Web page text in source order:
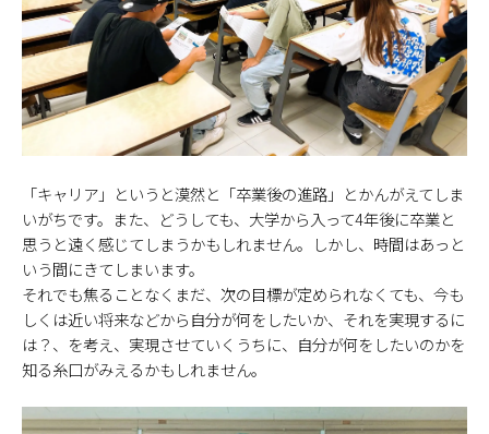
「キャリア」というと漠然と「卒業後の進路」とかんがえてしま
いがちです。また、どうしても、大学から入って4年後に卒業と
思うと遠く感じてしまうかもしれません。しかし、時間はあっと
いう間にきてしまいます。
それでも焦ることなくまだ、次の目標が定められなくても、今も
しくは近い将来などから自分が何をしたいか、それを実現するに
は？、を考え、実現させていくうちに、自分が何をしたいのかを
知る糸口がみえるかもしれません。